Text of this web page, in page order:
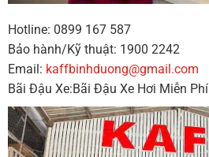
Hotline: 0899 167 587
Bảo hành/Kỹ thuật: 1900 2242
Email: kaffbinhduong@gmail.com
Bãi Đậu Xe:Bãi Đậu Xe Hơi Miễn Phí